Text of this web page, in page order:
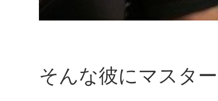
そんな彼にマスタ